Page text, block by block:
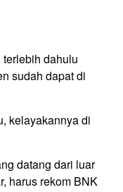
dahulu
sudah dapat di
kelayakannya di
datang dari luar
harus rekom BNK